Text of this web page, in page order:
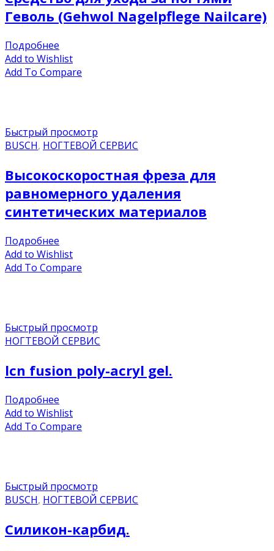
Геволь (Gehwol Nagelpflege Nailcare)
Подробнее
Add to Wishlist
Add To Compare
Быстрый просмотр
BUSCH, НОГТЕВОЙ СЕРВИС
Высокоскоростная фреза для
равномерного удаления
синтетических материалов
Подробнее
Add to Wishlist
Add To Compare
Быстрый просмотр
НОГТЕВОЙ СЕРВИС
lcn fusion poly-acryl gel.
Подробнее
Add to Wishlist
Add To Compare
Быстрый просмотр
BUSCH, НОГТЕВОЙ СЕРВИС
Силикон-карбид.